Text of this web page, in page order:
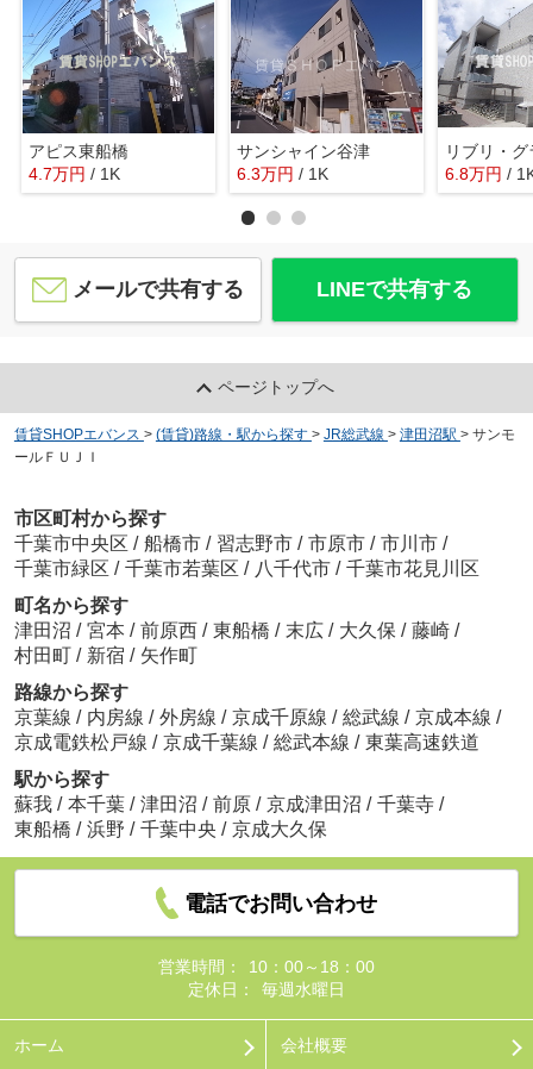
アピス東船橋
4.7万円 / 1K
サンシャイン谷津
6.3万円 / 1K 6.8万円 /
メールで共有する LINEで共有する
ページトップへ
賃貸SHOPエバンス > (賃貸)路線・駅から探す > JR総武線 > 津田沼駅 > サンモ
ールＦＵＪＩ
市区町村から探す
千葉市中央区 / 船橋市 / 習志野市 / 市原市 / 市川市 /
千葉市緑区 / 千葉市若葉区 / 八千代市 / 千葉市花見川区
町名から探す
津田沼 / 宮本 / 前原西 / 東船橋 / 末広 / 大久保 / 藤崎 /
村田町 / 新宿 / 矢作町
路線から探す
京葉線 / 内房線 / 外房線 / 京成千原線 / 総武線 / 京成本線 /
京成電鉄松戸線 / 京成千葉線 / 総武本線 / 東葉高速鉄道
駅から探す
蘇我 / 本千葉 / 津田沼 / 前原 / 京成津田沼 / 千葉寺 /
東船橋 / 浜野 / 千葉中央 / 京成大久保
電話でお問い合わせ
営業時間：
10：00～18：00
定休日：
毎週水曜日
ホーム 会社概要